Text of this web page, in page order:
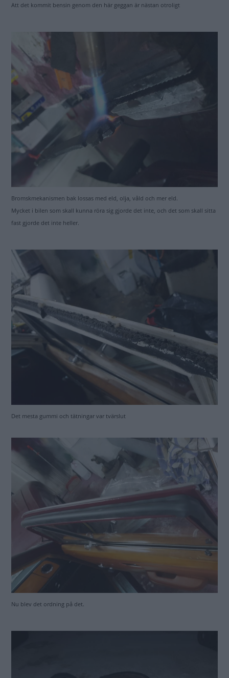
Att det kommit bensin genom den här geggan är nästan otroligt
Bromskmekanismen bak lossas med eld, olja, våld och mer eld.
Mycket i bilen som skall kunna röra sig gjorde det inte, och det som skall sitta
fast gjorde det inte heller.
Det mesta gummi och tätningar var tvärslut
Nu blev det ordning på det.